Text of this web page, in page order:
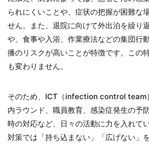
られにくいことや、症状の把握が困難な
せん。また、退院に向けて外出泊を繰り
や、食事や入浴、作業療法などの集団行
播のリスクが高いことが特徴です。この
も変わりません。
そのため、ICT（infection control team
内ラウンド、職員教育、感染症発生の予
時の対応など、日々の活動に力を入れて
対策では「持ち込まない」「広げない」